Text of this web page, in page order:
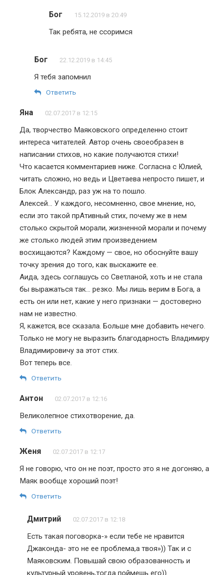
Бог 15.12.2019 в 20:49
Так ребята, не ссоримся
Бог 22.12.2019 в 14:45
Я тебя запомнил
Ответить
Яна 02.07.2017 в 12:15
Да, творчество Маяковского определенно стоит
интереса читателей. Автор очень своеобразен в
написании стихов, но какие получаются стихи!
Что касается комментариев ниже. Согласна с Юлией,
читать сложно, но ведь и Цветаева непросто пишет, и
Блок Александр, раз уж на то пошло.
Алексей… У каждого, несомненно, свое мнение, но,
если это такой прАтивный стих, почему же в нем
столько скрытой морали, жизненной морали и почему
же столько людей этим произведением
восхищаются? Каждому — свое, но обоснуйте вашу
точку зрения до того, как выскажите ее.
Аида, здесь соглашусь со Светланой, хоть и не стала
бы выражаться так… резко. Мы лишь верим в Бога, а
есть он или нет, какие у него признаки — достоверно
нам не известно.
Я, кажется, все сказала. Больше мне добавить нечего.
Только не могу не выразить благодарность Владимиру
Владимировичу за этот стих.
Вот теперь все.
Ответить
Антон 02.07.2017 в 12:16
Великолепное стихотворение, да.
Ответить
Женя 02.07.2017 в 12:17
Я не говорю, что он не поэт, просто это я не догоняю, а
Маяк вообще хороший поэт!
Ответить
Дмитрий 02.07.2017 в 12:18
Есть такая поговорка-» если тебе не нравится
Джаконда- это не ее проблема,а твоя»)) Так и с
Маяковским. Повышай свою образованность и
культурный уровень,тогда поймешь его))